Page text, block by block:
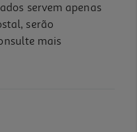
servem apenas
serão
mais